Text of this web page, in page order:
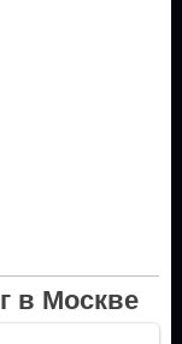
в Москве